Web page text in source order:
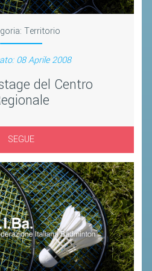
Territorio
08 Aprile 2008
del Centro
SEGUE
ATLETI
GIOCHI DELLA GIOVENTÙ
SHUTTLE TIME
DI PROMOZIONE SPORTIVA
CONI
SPORT E SALUTE